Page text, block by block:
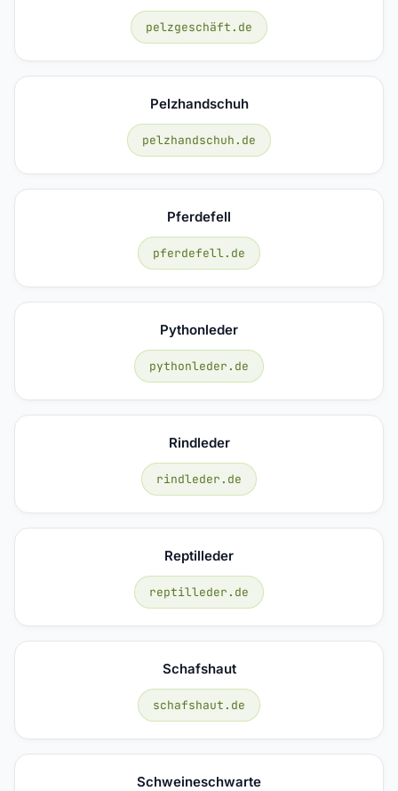
pelzgeschäft.de
Pelzhandschuh
pelzhandschuh.de
Pferdefell
pferdefell.de
Pythonleder
pythonleder.de
Rindleder
rindleder.de
Reptilleder
reptilleder.de
Schafshaut
schafshaut.de
Schweineschwarte